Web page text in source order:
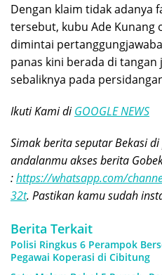
Dengan klaim tidak adanya
tersebut, kubu Ade Kunang
dimintai
panas kini berada di
sebaliknya pada
Ikuti Kami diGOOGLE NEWS
Simak berita seputar Bekasi
andalanmu akses berita
:https://whatsapp.com/
32t. Pastikan kamu sudah
Berita Terkait
Polisi Ringkus 6 Perampok
Pegawai Koperasi di Cibitung